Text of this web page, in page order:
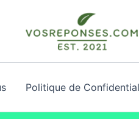
Politique de